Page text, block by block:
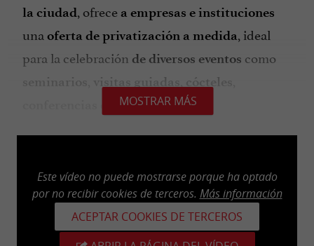
la ciudad, ofrece a empresas e instituciones
una oferta de privatización a medida, ideal
para la celebración de diversos eventos como
seminarios visitas guiadas cócteles
cenas.
Aduanas en las fronteras de alta mar:
Nueva exposición temporal
Museo Nacional de Aduanaspresenta, del
MOSTRAR MÁS
Este vídeo no puede mostrarse porque ha optado
por no recibir cookies de terceros. Más información
ACEPTAR COOKIES DE TERCEROS